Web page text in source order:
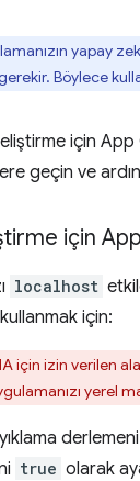
yapay
Böylece
için
geçin ve
için
localhost
kullanmak için:
için izin verilen
yerel
true olarak